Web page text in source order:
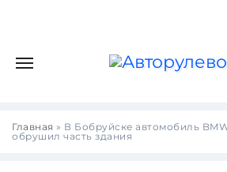
Главная » В Бобруйске автомобиль
обрушил часть здания